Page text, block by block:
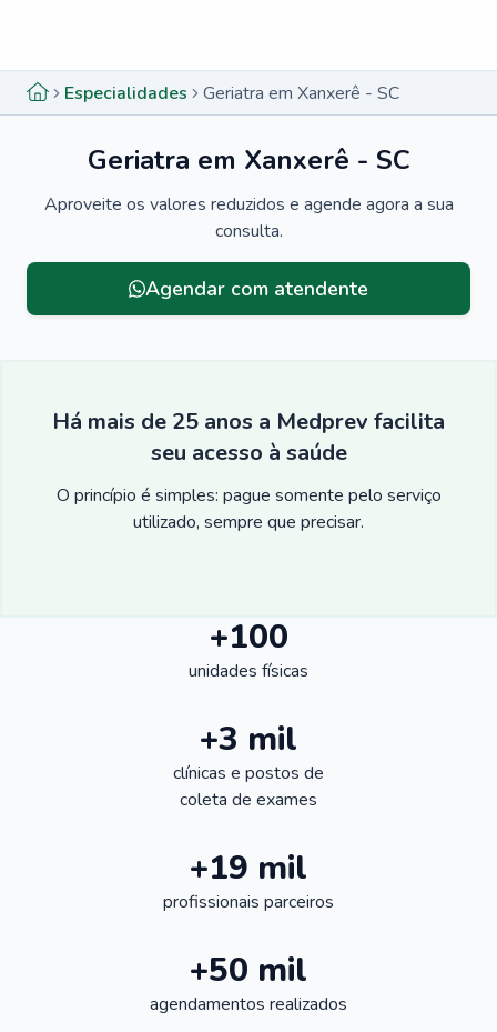
Especialidades Geriatra em Xanxerê - SC
Geriatra em Xanxerê - SC
Aproveite os valores reduzidos e agende agora a sua
consulta.
Agendar com atendente
Há mais de 25 anos a Medprev facilita
seu acesso à saúde
O princípio é simples: pague somente pelo serviço
utilizado, sempre que precisar.
+100
unidades físicas
+3 mil
clínicas e postos de
coleta de exames
+19 mil
profissionais parceiros
+50 mil
agendamentos realizados